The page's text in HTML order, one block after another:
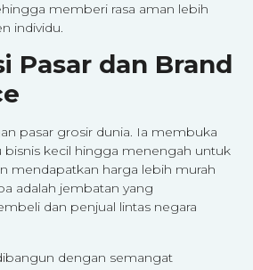
memberi rasa aman lebih
individu.
Pasar dan Brand
pasar grosir dunia. Ia membuka
kecil hingga menengah untuk
mendapatkan harga lebih murah
adalah jembatan yang
dan penjual lintas negara
dengan semangat